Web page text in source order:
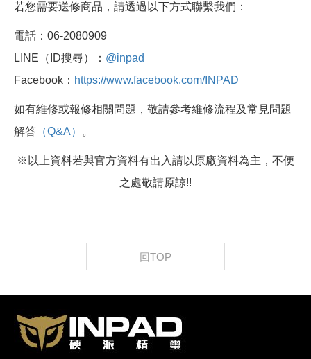
若您需要送修商品，請透過以下方式聯繫我們：
電話：06-2080909
LINE（ID搜尋）： @inpad
Facebook： https://www.facebook.com/INPAD
如有維修或報修相關問題，敬請參考維修流程及常見問題
解答 （Q&A） 。
※以上資料若與官方資料有出入請以原廠資料為主，不便
之處敬請原諒!!
回TOP